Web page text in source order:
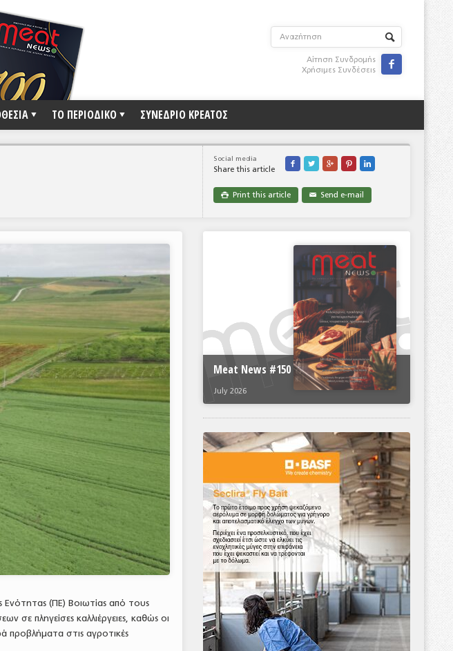
Αίτηση Συνδρομής
Χρήσιμες Συνδέσεις

ΤΟ ΠΕΡΙΟΔΙΚΟ ΣΥΝΕΔΡΙΟ ΚΡΕΑΤΟΣ
Social media
Share this article
    
 Print this article ✉ Send e-mail
Ενότητας (ΠΕ) Βοιωτίας από τους
σε πληγείσες καλλιέργειες, καθώς οι
προβλήματα στις αγροτικές
Meat News #150
July 2026